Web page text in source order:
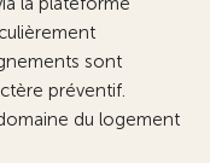
sont
préventif.
du logement